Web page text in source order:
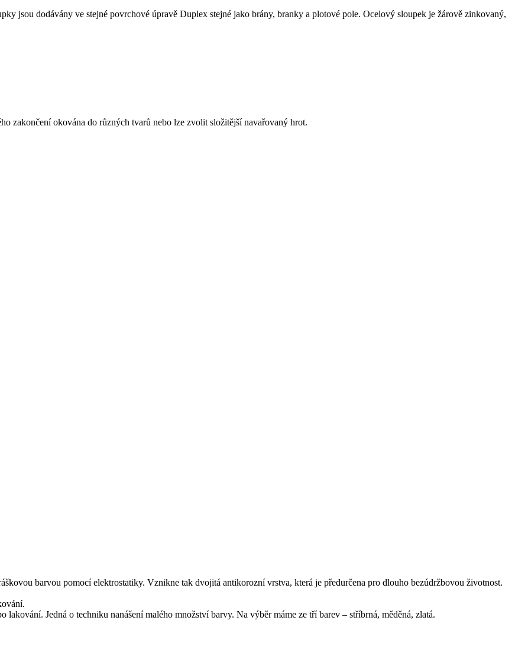
jsou dodávány ve stejné povrchové úpravě Duplex stejné jako brány, branky a plotové pole. Ocelový sloupek je žárově zinkovaný,
zakončení okována do různých tvarů nebo lze zvolit složitější navařovaný hrot.
barvou pomocí elektrostatiky. Vznikne tak dvojitá antikorozní vrstva, která je předurčena pro dlouho bezúdržbovou životnost.
Jedná o techniku nanášení malého množství barvy. Na výběr máme ze tří barev – stříbrná, měděná, zlatá.